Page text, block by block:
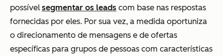
possível segmentar os leads com base nas respostas
fornecidas por eles. Por sua vez, a medida oportuniza
o direcionamento de mensagens e de ofertas
específicas para grupos de pessoas com características